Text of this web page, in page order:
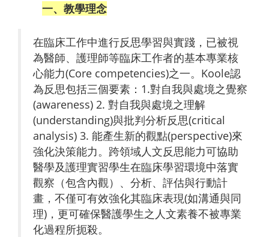
一、教學理念
在臨床工作中進行反思學習與實踐，已被視
為醫師、護理師等臨床工作者的基本專業核
心能力(Core competencies)之一。Koole認
為反思包括三個要素：1.對自我與處境之覺察
(awareness) 2. 對自我與處境之理解
(understanding)與批判分析反思(critical
analysis) 3. 能產生新的觀點(perspective)來
強化決策能力。跨領域人文反思能力可協助
醫學及護理實習學生在臨床學習環境中落實
觀察（包含內觀）、分析、評估與行動計
畫，不僅可有效強化其臨床表現(如溝通與同
理)，更可確保醫護學生之人文素養不被專業
化過程所扼殺。